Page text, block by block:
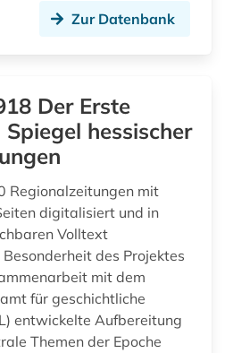
bartensleben <familie> (1)
&lt (1)
bauingenieurwesen (1)
bayerisch-schwaben (1)
Zur Datenbank
Der Erste
hessischer
Regionalzeitungen mit
digitalisiert und in
Volltext
des Projektes
mit dem
für geschichtliche
entwickelte Aufbereitung
Themen der Epoche